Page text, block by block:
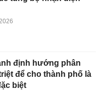
định hướng phân
để cho thành phố là
biệt